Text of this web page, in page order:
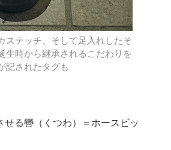
ステッチ、そして足入れしたそ
生時から継承されるこだわりを
記されたタグも
る轡（くつわ）＝ホースビッ